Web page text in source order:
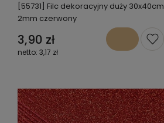
[55731] Filc dekoracyjny duży 30x40cm
2mm czerwony
3,90 zł
3,17 zł